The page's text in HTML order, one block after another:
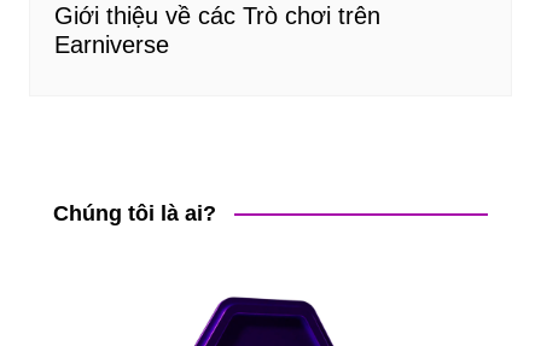
Giới thiệu về các Trò chơi trên
Earniverse
Chúng tôi là ai?